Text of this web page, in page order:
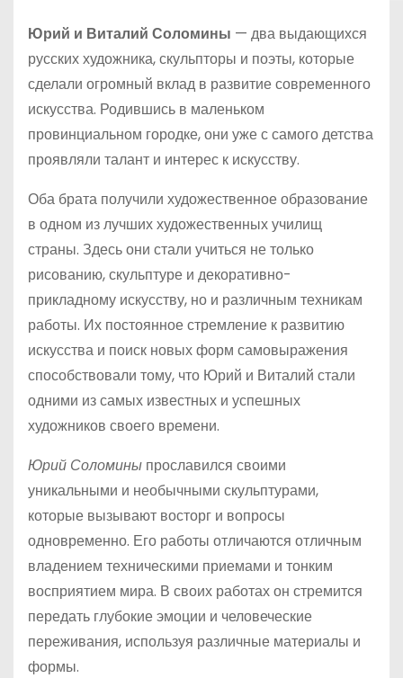
Юрий и Виталий Соломины — два выдающихся
русских художника, скульпторы и поэты, которые
сделали огромный вклад в развитие современного
искусства. Родившись в маленьком
провинциальном городке, они уже с самого детства
проявляли талант и интерес к искусству.
Оба брата получили художественное образование
в одном из лучших художественных училищ
страны. Здесь они стали учиться не только
рисованию, скульптуре и декоративно-
прикладному искусству, но и различным техникам
работы. Их постоянное стремление к развитию
искусства и поиск новых форм самовыражения
способствовали тому, что Юрий и Виталий стали
одними из самых известных и успешных
художников своего времени.
Юрий Соломины прославился своими
уникальными и необычными скульптурами,
которые вызывают восторг и вопросы
одновременно. Его работы отличаются отличным
владением техническими приемами и тонким
восприятием мира. В своих работах он стремится
передать глубокие эмоции и человеческие
переживания, используя различные материалы и
формы.